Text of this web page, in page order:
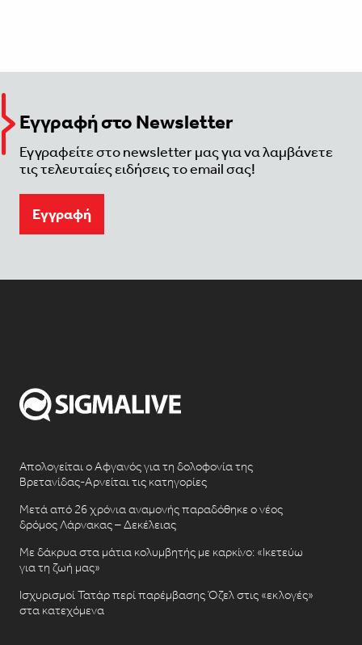
Εγγραφή στο Newsletter
Εγγραφείτε στο newsletter μας για να λαμβάνετε
τις τελευταίες ειδήσεις το email σας!
Eγγραφή
Απολογείται ο Αφγανός για τη δολοφονία της
Βρετανίδας-Αρνείται τις κατηγορίες
Μετά από 26 χρόνια αναμονής παραδόθηκε ο νέος
δρόμος Λάρνακας – Δεκέλειας
Με δάκρυα στα μάτια κολυμβητής με καρκίνο: «Ικετεύω
για τη ζωή μας»
Ισχυρισμοί Τατάρ περί παρέμβασης Όζελ στις «εκλογές»
στα κατεχόμενα